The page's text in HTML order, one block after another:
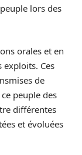
lors des
orales et en
Ces
de
peuple des
différentes
et évoluées